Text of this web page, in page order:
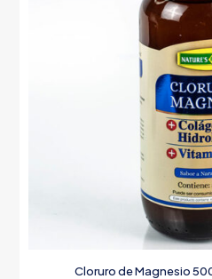
Cloruro de Magnesio